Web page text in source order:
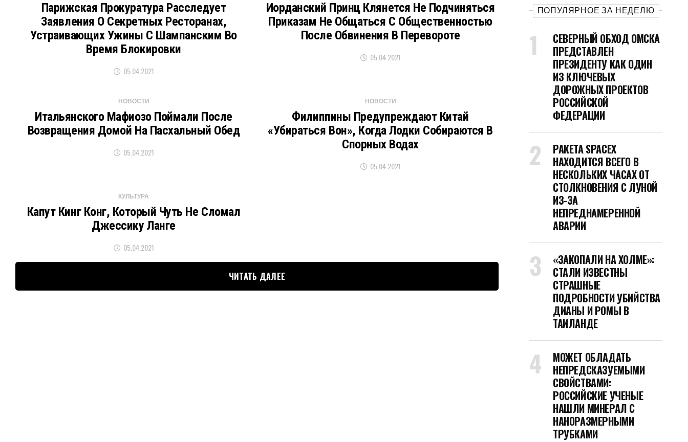
Парижская Прокуратура Расследует
Заявления О Секретных Ресторанах,
Устраивающих Ужины С Шампанским Во
Время Блокировки
05.04.2021
Иорданский Принц Клянется Не Подчиняться
Приказам Не Общаться С Общественностью
После Обвинения В Перевороте
05.04.2021
НОВОСТИ
Итальянского Мафиозо Поймали После
Возвращения Домой На Пасхальный Обед
05.04.2021
НОВОСТИ
Филиппины Предупреждают Китай
«убираться Вон», Когда Лодки Собираются В
Спорных Водах
05.04.2021
КУЛЬТУРА
Капут Кинг Конг, Который Чуть Не Сломал
Джессику Ланге
05.04.2021
ЧИТАТЬ ДАЛЕЕ
ПОПУЛЯРНОЕ ЗА НЕДЕЛЮ
СЕВЕРНЫЙ ОБХОД ОМСКА
ПРЕДСТАВЛЕН
ПРЕЗИДЕНТУ КАК ОДИН
ИЗ КЛЮЧЕВЫХ
ДОРОЖНЫХ ПРОЕКТОВ
РОССИЙСКОЙ
ФЕДЕРАЦИИ
РАКЕТА SPACEX
НАХОДИТСЯ ВСЕГО В
НЕСКОЛЬКИХ ЧАСАХ ОТ
СТОЛКНОВЕНИЯ С ЛУНОЙ
ИЗ-ЗА
НЕПРЕДНАМЕРЕННОЙ
АВАРИИ
«ЗАКОПАЛИ НА ХОЛМЕ»:
СТАЛИ ИЗВЕСТНЫ
СТРАШНЫЕ
ПОДРОБНОСТИ УБИЙСТВА
ДИАНЫ И РОМЫ В
ТАИЛАНДЕ
МОЖЕТ ОБЛАДАТЬ
НЕПРЕДСКАЗУЕМЫМИ
СВОЙСТВАМИ:
РОССИЙСКИЕ УЧЕНЫЕ
НАШЛИ МИНЕРАЛ С
НАНОРАЗМЕРНЫМИ
ТРУБКАМИ